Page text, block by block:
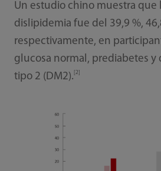
Un estudio chino muestra que
dislipidemia fue del 39,9 %,
respectivamente, en
glucosa normal, prediabetes y
tipo 2 (DM2). [2]